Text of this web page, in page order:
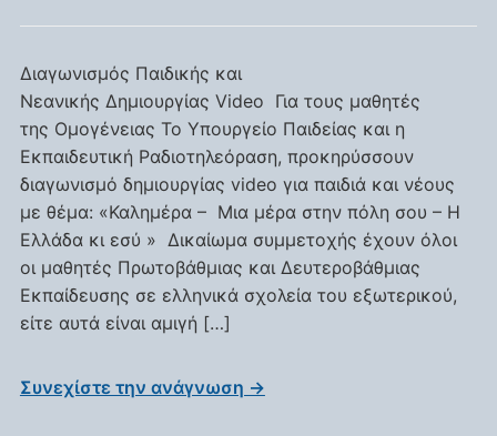
–
στην
πόλη
σου
–
Η
Ελλάδα
κι
εσύ
Διαγωνισμός Παιδικής και
Νεανικής Δημιουργίας Video Για τους μαθητές
της Oμογένειας Το Υπουργείο Παιδείας και η
Εκπαιδευτική Ραδιοτηλεόραση, προκηρύσσουν
διαγωνισμό δημιουργίας video για παιδιά και νέους
με θέμα: «Καλημέρα – Μια μέρα στην πόλη σου – Η
Ελλάδα κι εσύ » Δικαίωμα συμμετοχής έχουν όλοι
οι μαθητές Πρωτοβάθμιας και Δευτεροβάθμιας
Εκπαίδευσης σε ελληνικά σχολεία του εξωτερικού,
είτε αυτά είναι αμιγή […]
Συνεχίστε την ανάγνωση →